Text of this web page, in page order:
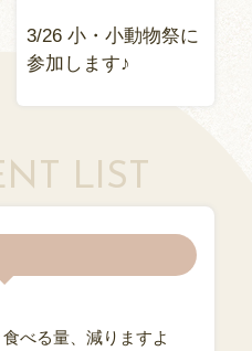
3/26 小・小動物祭に
参加します♪
LIST
べる量、減りますよ